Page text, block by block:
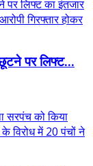
पर लिफ्ट...